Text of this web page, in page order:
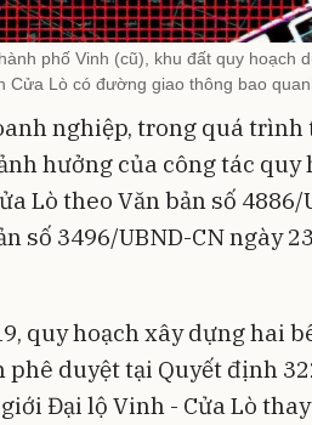
phố Vinh (cũ), khu đất quy hoạch
Cửa Lò có đường giao thông bao
nghiệp, trong quá trình
hưởng của công tác quy
Lò theo Văn bản số 4886/
số 3496/UBND-CN ngày
quy hoạch xây dựng hai
phê duyệt tại Quyết định
Đại lộ Vinh - Cửa Lò